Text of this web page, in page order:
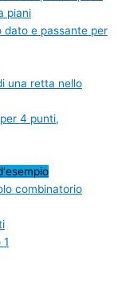
piani
dato e passante per
una retta nello
4 punti,
combinatorio